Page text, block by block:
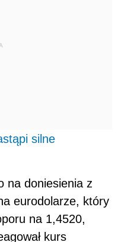
silne
na doniesienia z
eurodolarze, który
na 1,4520,
kurs